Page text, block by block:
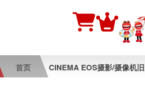
首页 CINEMA EOS摄影/摄像机